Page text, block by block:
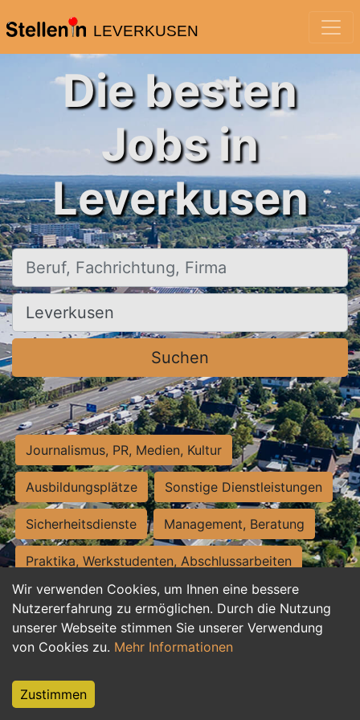
LEVERKUSEN
Wir verwenden Cookies, um Ihnen eine bessere
Nutzererfahrung zu ermöglichen. Durch die Nutzung
unserer Webseite stimmen Sie unserer Verwendung
von Cookies zu. Mehr Informationen
Zustimmen
Die besten
Jobs in
Leverkusen
Beruf, Fachrichtung, Firma
Ort, Stadt
Suchen
Journalismus, PR, Medien, Kultur
Ausbildungsplätze Sonstige Dienstleistungen
Sicherheitsdienste Management, Beratung
Praktika, Werkstudenten, Abschlussarbeiten
Personalwesen Assistenz, Sekretariat
Hilfskräfte, Aushilfs- und Nebenjobs
Weiterbildung, Studium, duale Ausbildung